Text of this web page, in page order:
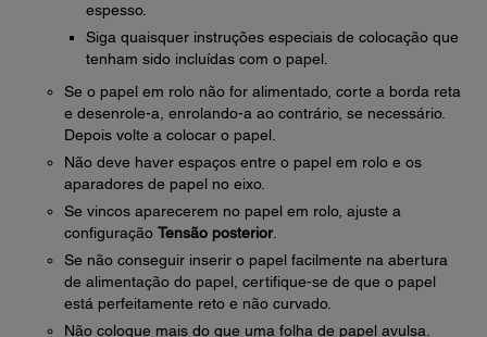
espesso.
Siga quaisquer instruções especiais de colocação que
tenham sido incluídas com o papel.
Se o papel em rolo não for alimentado, corte a borda reta
e desenrole-a, enrolando-a ao contrário, se necessário.
Depois volte a colocar o papel.
Não deve haver espaços entre o papel em rolo e os
aparadores de papel no eixo.
Se vincos aparecerem no papel em rolo, ajuste a
configuração Tensão posterior.
Se não conseguir inserir o papel facilmente na abertura
de alimentação do papel, certifique-se de que o papel
está perfeitamente reto e não curvado.
Não coloque mais do que uma folha de papel avulsa.